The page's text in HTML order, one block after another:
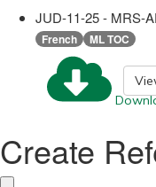
JUD-11-25 - MRS-
French ML TOC
Create